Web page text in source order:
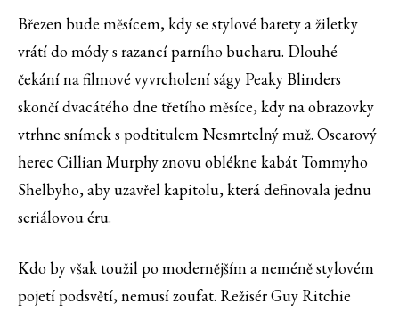
Březen bude měsícem, kdy se stylové barety a žiletky
vrátí do módy s razancí parního bucharu. Dlouhé
čekání na filmové vyvrcholení ságy Peaky Blinders
skončí dvacátého dne třetího měsíce, kdy na obrazovky
vtrhne snímek s podtitulem Nesmrtelný muž. Oscarový
herec Cillian Murphy znovu oblékne kabát Tommyho
Shelbyho, aby uzavřel kapitolu, která definovala jednu
seriálovou éru.
Kdo by však toužil po modernějším a neméně stylovém
pojetí podsvětí, nemusí zoufat. Režisér Guy Ritchie